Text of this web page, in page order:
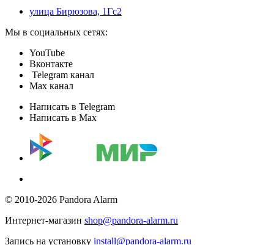
улица Бирюзова, 1Гс2
Мы в социальных сетях:
YouTube
Вконтакте
Telegram канал
Max канал
Написать в Telegram
Написать в Max
© 2010-2026 Pandora Alarm
Интернет-магазин shop@pandora-alarm.ru
Запись на установку install@pandora-alarm.ru